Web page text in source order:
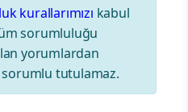
kurallarımızı kabul
sorumluluğu
yorumlardan
tutulamaz.